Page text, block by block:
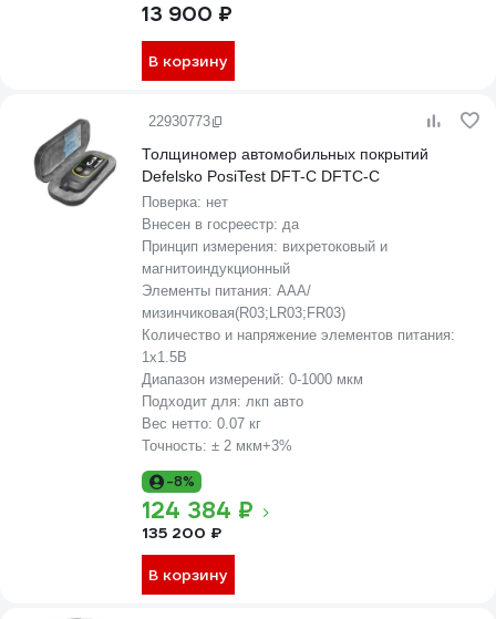
13 900 ₽
В корзину
22930773
Толщиномер автомобильных покрытий
Defelsko PosiTest DFT-C DFTC-C
Поверка: нет
Внесен в госреестр: да
Принцип измерения: вихретоковый и
магнитоиндукционный
Элементы питания: AAA/
мизинчиковая(R03;LR03;FR03)
Количество и напряжение элементов питания:
1х1.5B
Диапазон измерений: 0-1000 мкм
Подходит для: лкп авто
Вес нетто: 0.07 кг
Точность: ± 2 мкм+3%
-8%
124 384 ₽
135 200 ₽
В корзину